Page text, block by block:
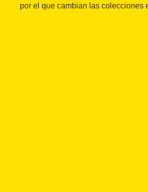
por el que cambian las colecciones